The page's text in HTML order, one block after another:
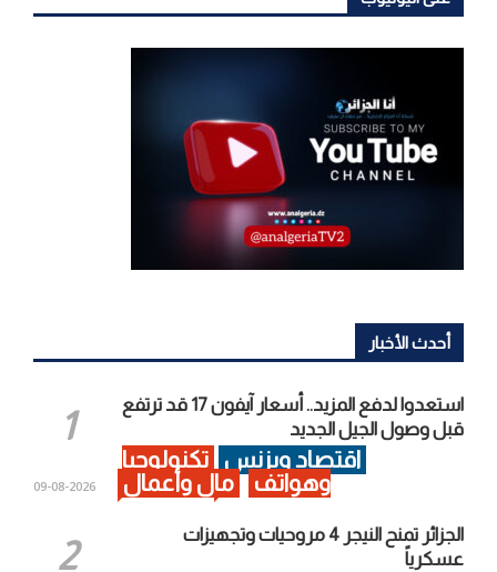
أحدث الأخبار
استعدوا لدفع المزيد.. أسعار آيفون 17 قد ترتفع
قبل وصول الجيل الجديد
اقتصاد وبزنس
تكنولوجيا
وهواتف
مال وأعمال 2026-08-09
الجزائر تمنح النيجر 4 مروحيات وتجهيزات
عسكرياً